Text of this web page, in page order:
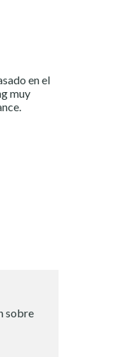
en el
muy
sobre